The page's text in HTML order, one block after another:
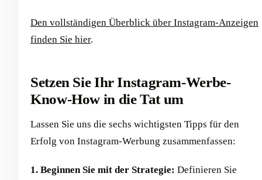
Den vollständigen Überblick über Instagram-Anzeigen
finden Sie hier.
Setzen Sie Ihr Instagram-Werbe-
Know-How in die Tat um
Lassen Sie uns die sechs wichtigsten Tipps für den
Erfolg von Instagram-Werbung zusammenfassen:
1. Beginnen Sie mit der Strategie: Definieren Sie